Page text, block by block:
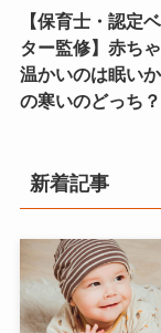
【保育士・認定
ター監修】赤ち
温かいのは眠い
の寒いのどっち？
新着記事